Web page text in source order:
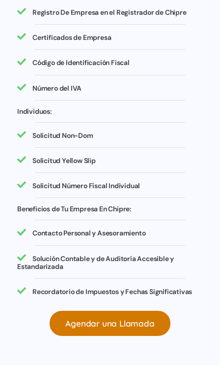
Registro De Empresa en el Registrador de Chipre
Certificados de Empresa
Código de Identificación Fiscal
Número del IVA
Individuos:
Solicitud Non-Dom
Solicitud Yellow Slip
Solicitud Número Fiscal Individual
Beneficios de Tu Empresa En Chipre:
Contacto Personal y Asesoramiento
Solución Contable y de Auditoría Accesible y
Estandarizada
Recordatorio de Impuestos y Fechas Significativas
Agendar una Llamada